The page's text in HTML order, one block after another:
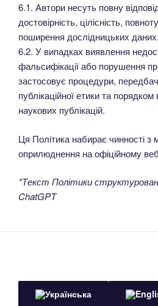
6.1. Автори несуть повну
достовірність, цілісність,
поширення дослідницьких даних.
6.2. У випадках виявлення
фальсифікації або порушення
застосовує процедури,
публікаційної етики та порядком
наукових публікацій.
Ця Політика набирає чинності з
оприлюднення на офіційному
*Текст Політики
ChatGPT